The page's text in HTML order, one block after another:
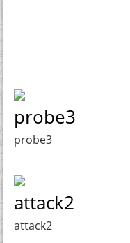
probe3
probe3
attack2
attack2